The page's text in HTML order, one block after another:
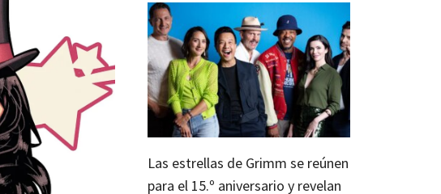
Las estrellas de Grimm se reúnen
para el 15.º aniversario y revelan